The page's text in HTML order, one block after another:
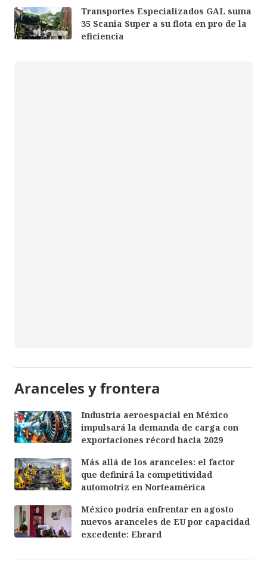
Transportes Especializados GAL suma
35 Scania Super a su flota en pro de la
eficiencia
Aranceles y frontera
Industria aeroespacial en México
impulsará la demanda de carga con
exportaciones récord hacia 2029
Más allá de los aranceles: el factor
que definirá la competitividad
automotriz en Norteamérica
México podría enfrentar en agosto
nuevos aranceles de EU por capacidad
excedente: Ebrard